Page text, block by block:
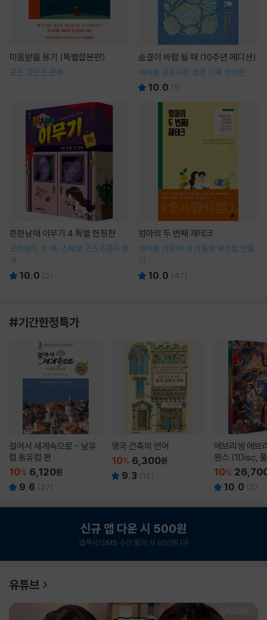
미움받을 용기 (특별합본판)
모든 고민은 관계
숨결이 바람 될 때 (10주년 에디션)
세계를 감동시킨 생의 기록 한정판
10.0 (1 )
흔한남매 이무기 4 특별 한정판
오싹함이 두 배! 스페셜 굿즈 6종과 함
께
10.0 ( 2)
엄마의 두 번째 재테크
아이를 키우며 내 이름의 부수입 만들
기
10.0 (47)
#기간한정특가
걸어서 세계속으로 - 남유
럽 동유럽 편
10% 6,120원
9.6 ( 27)
영국 건축의 언어
10% 6,300원
9.3 (16)
에브리씽 에브
원스 (1Disc,
판) : 블루레이
10%
10.0 ( 2)
신규 앱 다운 시 500원
앱푸시/SMS 수신 동의 시 600원 더!
유튜브